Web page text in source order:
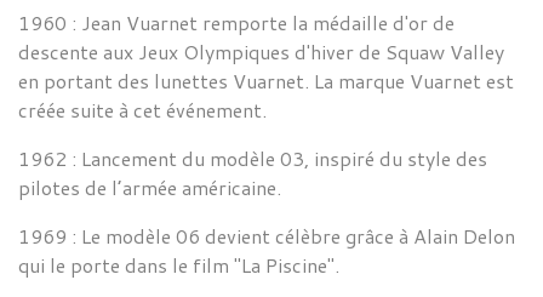
1960 : Jean Vuarnet remporte la médaille d'or de
descente aux Jeux Olympiques d'hiver de Squaw Valley
en portant des lunettes Vuarnet. La marque Vuarnet est
créée suite à cet événement.
1962 : Lancement du modèle 03, inspiré du style des
pilotes de l’armée américaine.
1969 : Le modèle 06 devient célèbre grâce à Alain Delon
qui le porte dans le film "La Piscine".